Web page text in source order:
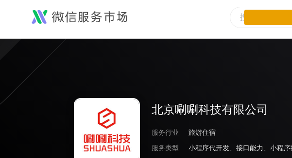
北京唰唰科技有限公司
服务行业
旅游住宿
服务类型